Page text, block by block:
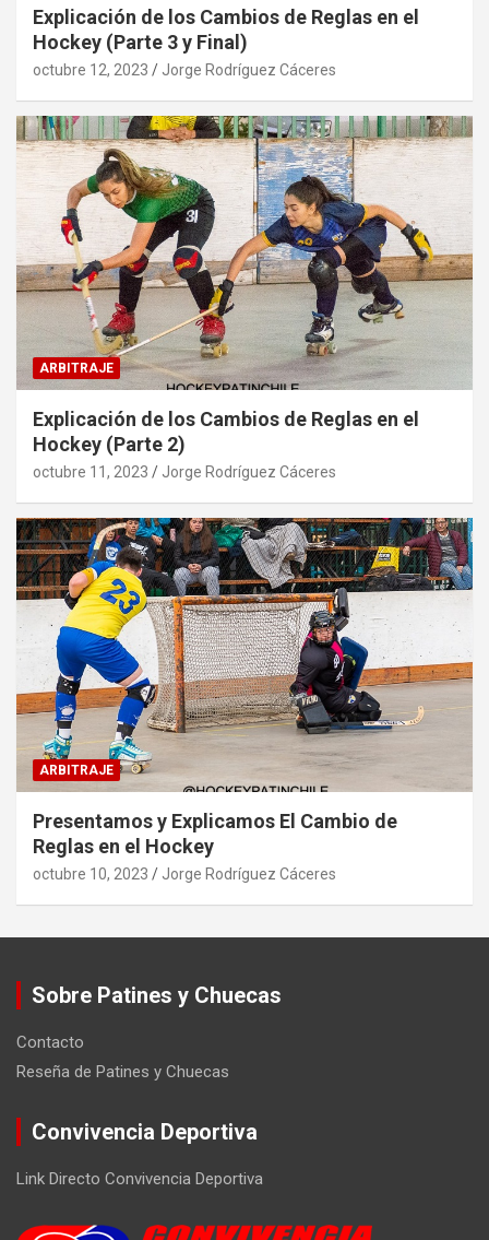
Explicación de los Cambios de Reglas en el
Hockey (Parte 3 y Final)
octubre 12, 2023 Jorge Rodríguez Cáceres
ARBITRAJE
Explicación de los Cambios de Reglas en el
Hockey (Parte 2)
octubre 11, 2023 Jorge Rodríguez Cáceres
ARBITRAJE
Presentamos y Explicamos El Cambio de
Reglas en el Hockey
octubre 10, 2023 Jorge Rodríguez Cáceres
Sobre Patines y Chuecas
Contacto
Reseña de Patines y Chuecas
Convivencia Deportiva
Link Directo Convivencia Deportiva